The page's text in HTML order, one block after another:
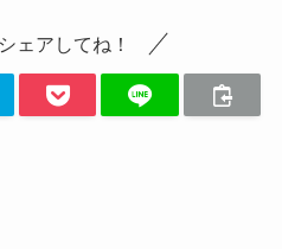
ェアしてね！